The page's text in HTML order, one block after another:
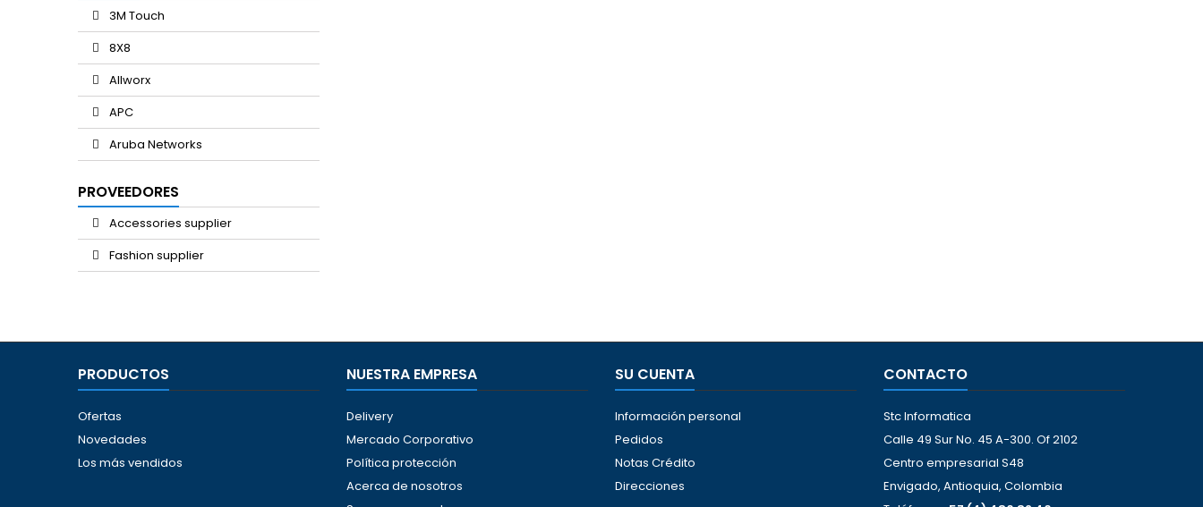
3M Touch
8X8
Allworx
APC
Aruba Networks
PROVEEDORES
Accessories supplier
Fashion supplier
PRODUCTOS
Ofertas
Novedades
Los más vendidos
NUESTRA EMPRESA
Delivery
Mercado Corporativo
Política protección
Acerca de nosotros
SU CUENTA
Información personal
Pedidos
Notas Crédito
Direcciones
CONTACTO
Stc Informatica
Calle 49 Sur No. 45 A-300. Of 2102
Centro empresarial S48
Envigado, Antioquia, Colombia